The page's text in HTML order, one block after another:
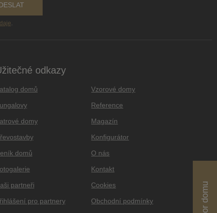
odkazy
domů
domy
domů
partneři
pro partnery
Vzorové domy
Reference
Magazín
Konfigurátor
O nás
Kontakt
Cookies
Obchodní podmínky